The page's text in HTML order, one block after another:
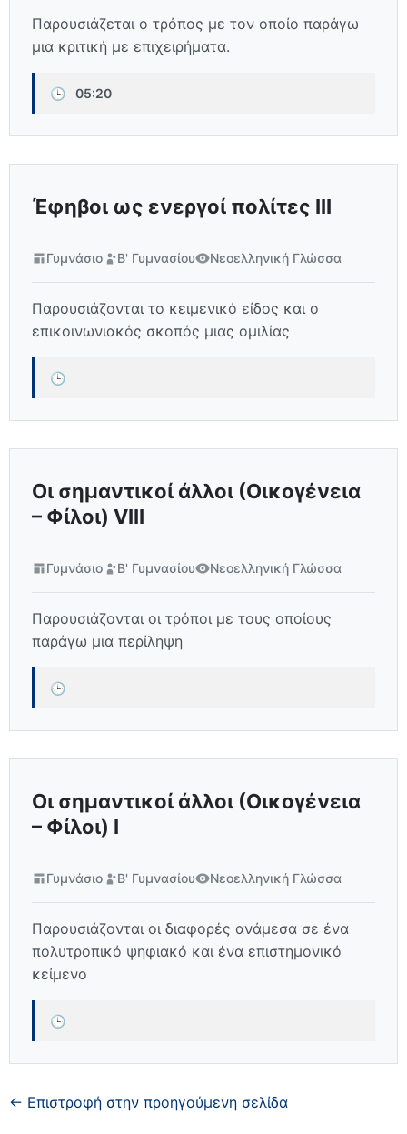
Παρουσιάζεται ο τρόπος με τον οποίο παράγω
μια κριτική με επιχειρήματα.
🕒 05:20
Έφηβοι ως ενεργοί πολίτες III
Γυμνάσιο Β' Γυμνασίου Νεοελληνική Γλώσσα
Παρουσιάζονται το κειμενικό είδος και ο
επικοινωνιακός σκοπός μιας ομιλίας
🕒
Οι σημαντικοί άλλοι (Οικογένεια
– Φίλοι) VIII
Γυμνάσιο Β' Γυμνασίου Νεοελληνική Γλώσσα
Παρουσιάζονται οι τρόποι με τους οποίους
παράγω μια περίληψη
🕒
Οι σημαντικοί άλλοι (Οικογένεια
– Φίλοι) Ι
Γυμνάσιο Β' Γυμνασίου Νεοελληνική Γλώσσα
Παρουσιάζονται οι διαφορές ανάμεσα σε ένα
πολυτροπικό ψηφιακό και ένα επιστημονικό
κείμενο
🕒
← Επιστροφή στην προηγούμενη σελίδα